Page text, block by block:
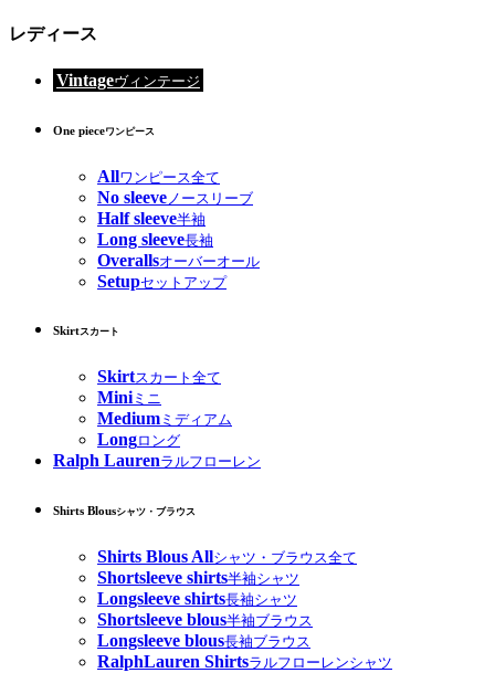
レディース
Vintageヴィンテージ
One pieceワンピース
Allワンピース全て
No sleeve ノースリーブ
Half sleeve半袖
Long sleeve長袖
Overallsオーバーオール
Setupセットアップ
Skirtスカート
Skirtスカート全て
Miniミニ
Medium ミディアム
Longロング
Ralph Laurenラルフローレン
Shirts Blousシャツ・ブラウス
Shirts Blous Allシャツ・ブラウス全て
Shortsleeve shirts半袖シャツ
Longsleeve shirts長袖シャツ
Shortsleeve blous半袖ブラウス
Longsleeve blous長袖ブラウス
RalphLauren Shirtsラルフローレンシャツ